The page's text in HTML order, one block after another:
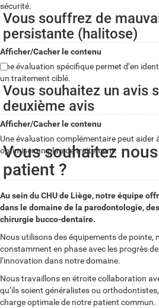
sécurité.
Vous souffrez de
persistante (halitose)
Afficher/Cacher le contenu
Une évaluation spécifique permet d’en
un traitement ciblé.
Vous souhaitez un avis
deuxième avis
Afficher/Cacher le contenu
Une évaluation complémentaire peut aider
optimiser un plan de traitement.
Vous souhaitez
patient ?
Au sein du CHU de Liège, notre équipe
dans le domaine de la parodontologie,
chirurgie bucco-dentaire.
Nous utilisons des équipements de pointe,
constamment en phase avec les progrès
l’innovation dans notre domaine.
Nous travaillons en étroite collaboration
qu’ils soient généralistes ou
charge optimale de notre patient commun.